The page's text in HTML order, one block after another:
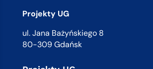
Projekty UG
ul. Jana Bażyńskiego 8
80-309 Gdańsk